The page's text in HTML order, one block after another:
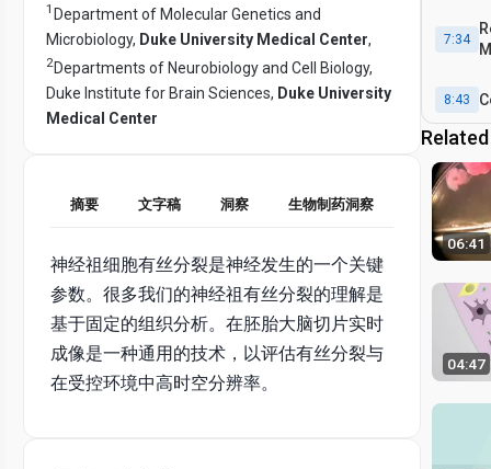
1 Department of Molecular Genetics and
Microbiology, Duke University Medical Center,
2Departments of Neurobiology and Cell Biology,
Duke Institute for Brain Sciences, Duke University
Medical Center
摘要 文字稿 洞察 生物制药洞察
神经祖细胞有丝分裂是神经发生的一个关键
参数。很多我们的神经祖有丝分裂的理解是
基于固定的组织分析。在胚胎大脑切片实时
成像是一种通用的技术，以评估有丝分裂与
在受控环境中高时空分辨率。
7:34
8:43
06:41
04:47